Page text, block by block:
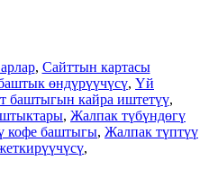
, Сайттын картасы
өндүрүүчүсү, Үй
баштыгын кайра иштетүү,
, Жалпак түбүндөгү
кофе баштыгы, Жалпак түптүү
,